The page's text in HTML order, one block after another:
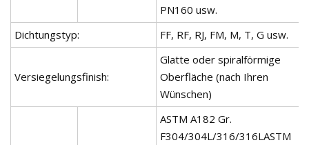
PN160 usw.
Dichtungstyp:
FF, RF, RJ, FM, M, T, G usw.
Versiegelungsfinish:
Glatte oder spiralförmige
Oberfläche (nach Ihren
Wünschen)
ASTM A182 Gr.
F304/304L/316/316LASTM